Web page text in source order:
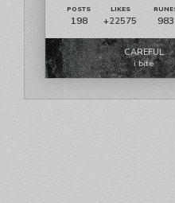
198 +22575 983
CAREFUL
i bite